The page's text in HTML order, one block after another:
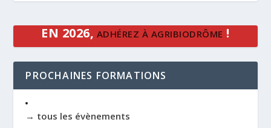
EN 2026, ADHÉREZ À AGRIBIODRÔME !
PROCHAINES FORMATIONS
→ tous les évènements